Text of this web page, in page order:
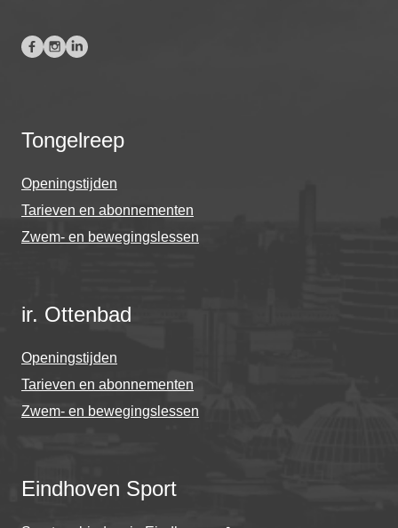
Tongelreep
Openingstijden
Tarieven en abonnementen
Zwem- en bewegingslessen
ir. Ottenbad
Openingstijden
Tarieven en abonnementen
Zwem- en bewegingslessen
Eindhoven Sport